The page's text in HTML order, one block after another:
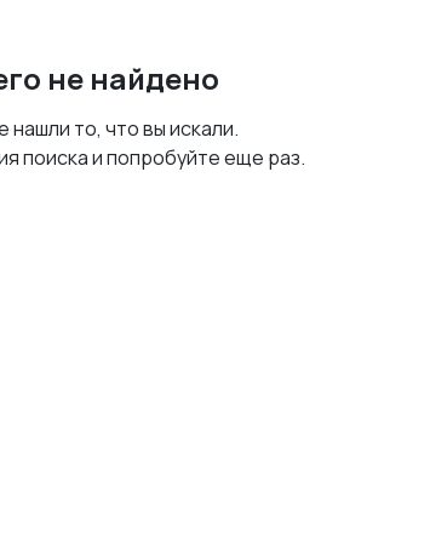
не найдено
нашли то, что вы искали.
поиска и попробуйте еще раз.